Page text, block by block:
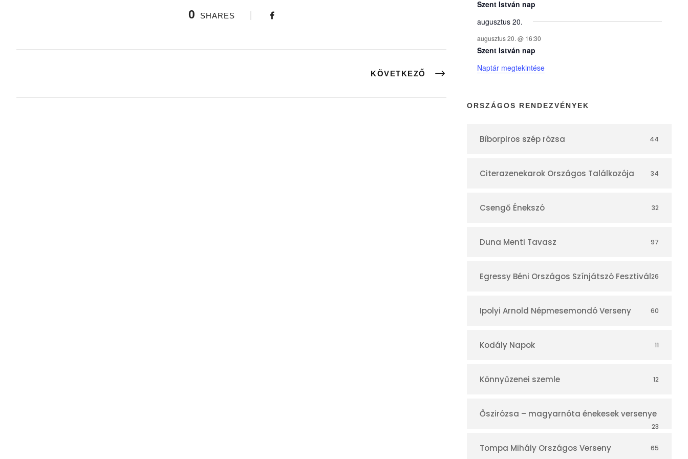
0 SHARES
KÖVETKEZŐ
y
e
k
n
a
á
r
Szent István nap
augusztus 20.
augusztus 20. @ 16:30
Szent István nap
Naptár megtekintése
ORSZÁGOS RENDEZVÉNYEK
Bíborpiros szép rózsa 44
Citerazenekarok Országos Találkozója 34
Csengő Énekszó 32
Duna Menti Tavasz 97
Egressy Béni Országos Színjátszó Fesztivál26
Ipolyi Arnold Népmesemondó Verseny 60
Kodály Napok 11
Könnyűzenei szemle 12
Őszirózsa – magyarnóta énekesek versenye
23
Tompa Mihály Országos Verseny 65